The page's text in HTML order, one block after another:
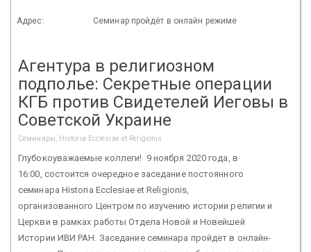
Адрес: Семинар пройдёт в онлайн режиме
Агентура в религиозном
подполье: Секретные операции
КГБ против Свидетелей Иеговы в
Советской Украине
Семинары, Historia Ecclesiae et Religionis
Глубокоуважаемые коллеги! 9 ноября 2020 года, в
16:00, состоится очередное заседание постоянного
семинара Historia Ecclesiae et Religionis,
организованного Центром по изучению истории религии и
Церкви в рамках работы Отдела Новой и Новейшей
Истории ИВИ РАН. Заседание семинара пройдет в онлайн-